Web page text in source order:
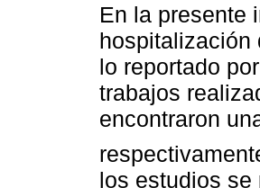
En la presente
hospitalización
lo reportado
trabajos
encontraron
los estudios se